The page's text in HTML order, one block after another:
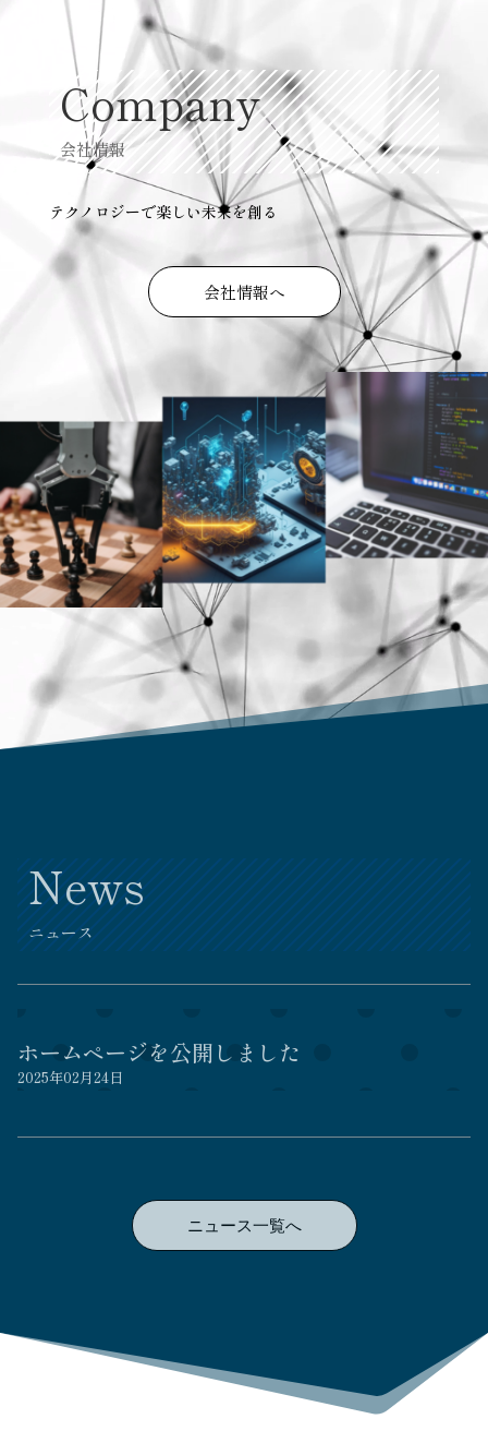
Company
会社情報
テクノロジーで楽しい未来を創る
会社情報へ
News
ニュース
ホームページを公開しました
2025年02月24日
ニュース一覧へ